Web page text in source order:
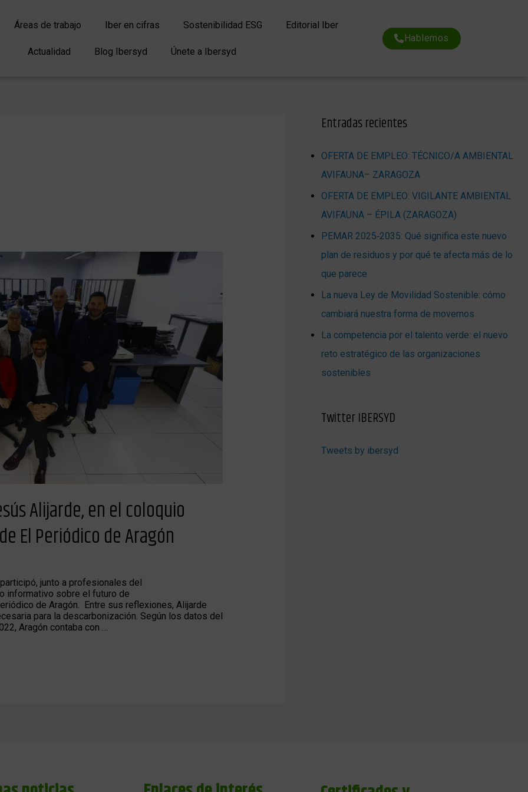
Áreas de trabajo Iber en cifras Sostenibilidad ESG Editorial Iber
Actualidad Blog Ibersyd Únete a Ibersyd
Hablemos
Alijarde, en el coloquio
El Periódico de Aragón
junto a profesionales del
informativo sobre el futuro de
de Aragón. Entre sus reflexiones, Alijarde
para la descarbonización. Según los datos del
Aragón contaba con …
Entradas recientes
OFERTA DE EMPLEO: TÉCNICO/A AMBIENTAL
AVIFAUNA– ZARAGOZA
OFERTA DE EMPLEO: VIGILANTE AMBIENTAL
AVIFAUNA – ÉPILA (ZARAGOZA)
PEMAR 2025‑2035: Qué significa este nuevo
plan de residuos y por qué te afecta más de lo
que parece
La nueva Ley de Movilidad Sostenible: cómo
cambiará nuestra forma de movernos
La competencia por el talento verde: el nuevo
reto estratégico de las organizaciones
sostenibles
Twitter IBERSYD
Tweets by ibersyd